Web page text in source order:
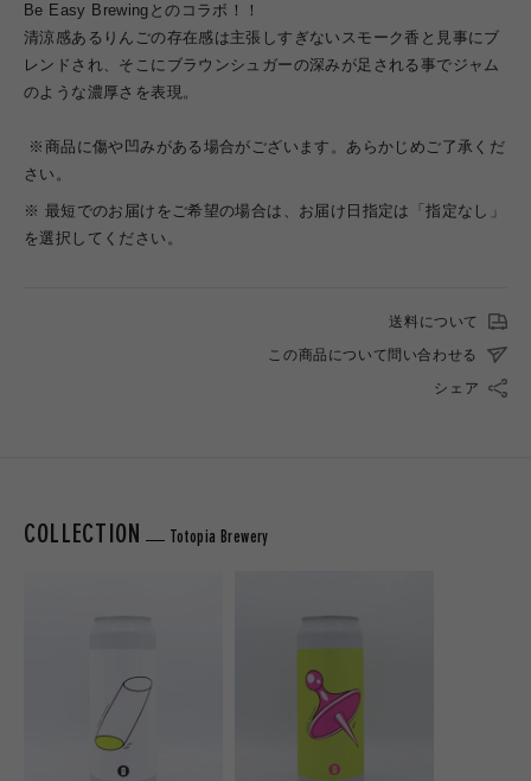
Be Easy Brewingとのコラボ！！
清涼感あるりんごの存在感は主張しすぎないスモーク香と見事にブ
レンドされ、そこにブラウンシュガーの深みが足される事でジャム
のような濃厚さを表現。
※商品に傷や凹みがある場合がございます。あらかじめご了承くだ
さい。
※ 最短でのお届けをご希望の場合は、お届け日指定は「指定なし」
を選択してください。
送料について
この商品について問い合わせる
シェア
COLLECTION Totopia Brewery